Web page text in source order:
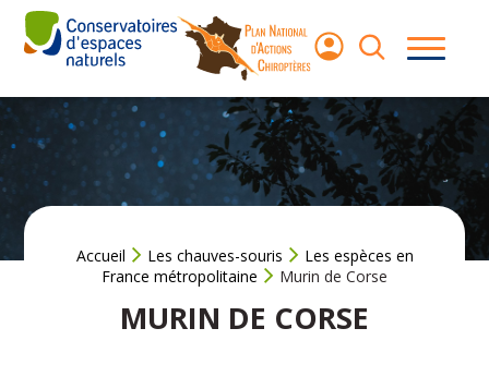
Aller
contenu
chauves-
souris
Le Plan
National
chauves‑souris
Accueil Les chauves-souris
Les espèces en
France métropolitaine
Murin de Corse
MURIN DE CORSE